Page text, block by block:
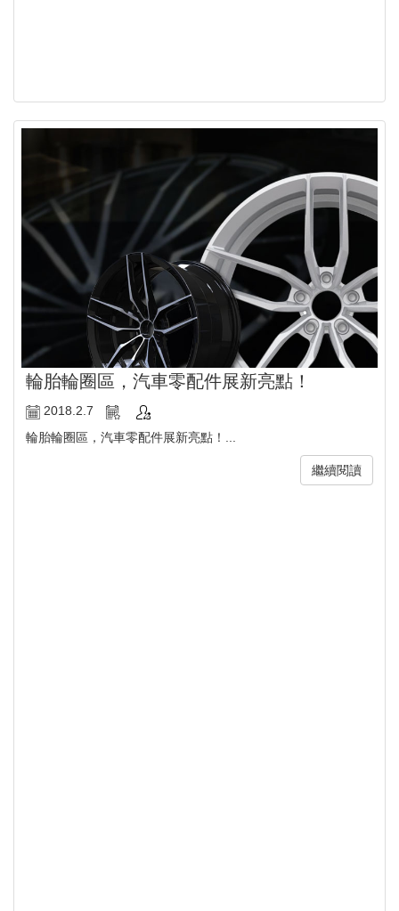
輪胎輪圈區，汽車零配件展新亮點！
2018.2.7
輪胎輪圈區，汽車零配件展新亮點！...
繼續閱讀